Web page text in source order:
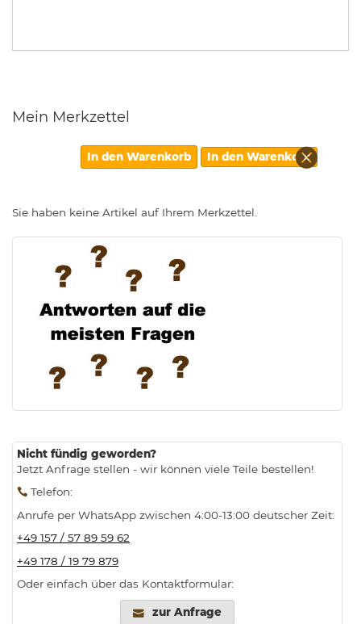
Mein Merkzettel
In den Warenkorb In den Warenkorb Diesen
Artikel
Sie haben keine Artikel auf Ihrem Merkzettel.
Nicht fündig geworden?
Jetzt Anfrage stellen - wir können viele Teile bestellen!
Telefon:
Anrufe per WhatsApp zwischen 4:00-13:00 deutscher Zeit:
+49 157 / 57 89 59 62
+49 178 / 19 79 879
Oder einfach über das Kontaktformular:
zur Anfrage